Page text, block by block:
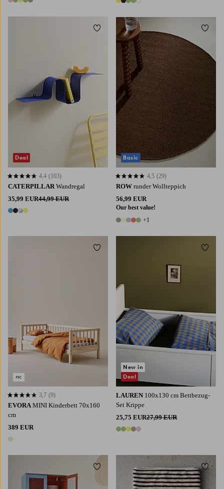
5 Farben 5 Farben
CATERPILLAR Wandregal
35,99 EUR44,99 EUR
4 Farben
4,4 basierend auf 103 Bewertungen
4,4 (103)
Deal
Zu Favoriten hinzufügen
ROW runder Wollteppich
56,99 EUR
Our best value!
6 Farben
+1
4,5 basierend auf 29 Bewertungen
4,5 (29)
Basic
Zu
120 160
EVORA MINI Kinderbett 70x160
cm
389 EUR
1 Farbe
3,7 basierend auf 9 Bewertungen
3,7 (9)
Zu Favoriten hinzufügen
LAUREN 100x130 cm Bettbezug-
Set Krippe
25,75 EUR27,99 EUR
5 Farben
New in
Deal
Zu
Zu Favoriten hinzufügen Zu
122/128